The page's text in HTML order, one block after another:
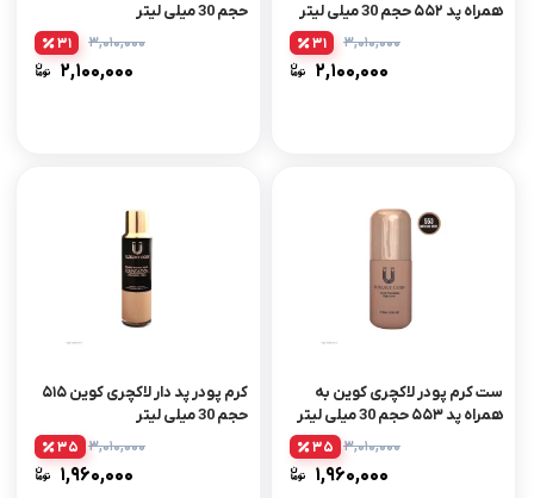
همراه پد ۵۵۲ حجم 30 میلی لیتر
۳,۰۱۰,۰۰۰
۲,۱۰۰,۰۰۰
31
حجم 30 میلی لیتر
۳,۰۱۰,۰۰۰
۲,۱۰۰,۰۰۰
31
ست کرم پودر لاکچری کوین به
همراه پد ۵۵۳ حجم 30 میلی لیتر
۳,۰۱۰,۰۰۰
۱,۹۶۰,۰۰۰
35
کرم پودر پد دار لاکچری کوین ۵۱۵
حجم 30 میلی لیتر
۳,۰۱۰,۰۰۰
۱,۹۶۰,۰۰۰
35